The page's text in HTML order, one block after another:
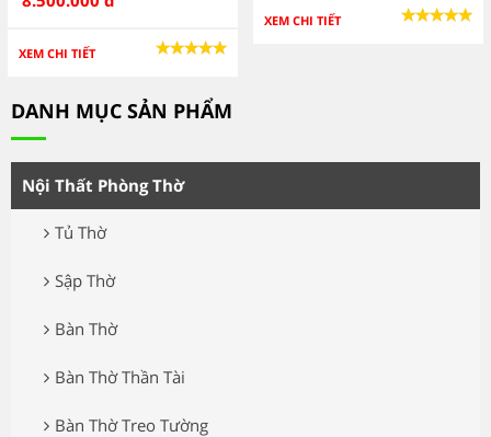
XEM CHI TIẾT
XEM CHI TIẾT
DANH MỤC SẢN PHẨM
Nội Thất Phòng Thờ
Tủ Thờ
Sập Thờ
Bàn Thờ
Bàn Thờ Thần Tài
Bàn Thờ Treo Tường